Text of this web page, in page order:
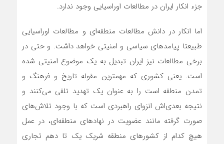
جزء انکار ایران در مطالعات اوراسیایی وجود ندارد.
اما انکار در دانش مطالعات منطقه‌ای و مطالعات اوراسیایی
طبیعتا پیامدهای سیاسی و امنیتی خواهد داشت. و حتی در
برخی مطالعات نیز ایران تبدیل به یک موضوع امنیتی شده
است. یعنی کشوری که مهمترین مقوله تاریخ و فرهنگ و
تمدن منطقه است را به عنوان یک تهدید تلقی می‌کنند و
نتیجه بعدی‌اش انزوای راهبردی است که با وجود تلاش‌های
صورت گرفته مانند عضویت در نهادهای منطقه‌ای، در عمل
هیچ کدام از کشورهای منطقه شریک یک تا دهم تجاری